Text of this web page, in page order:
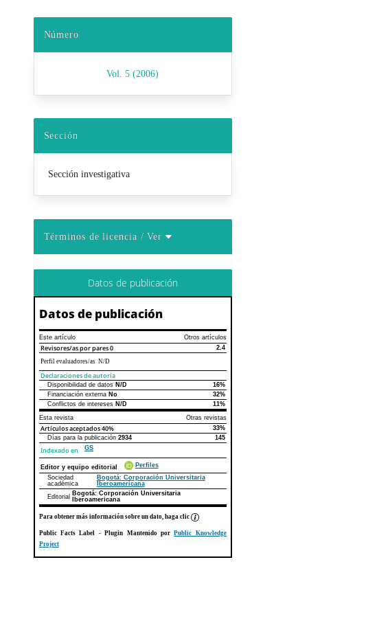
Número
Vol. 5 (2006)
Sección
Sección investigativa
Términos de licencia / Ver
Datos de publicación
Datos de publicación
Este artículo Otros artículos
Revisores/as por pares0
2.4
Perfil evaluadores/as N/D
Declaraciones de autoría
Declaraciones de autoríaEste artículo
Disponibilidad de datos N/D
16%
Financiación externa No
32%
Conflictos de intereses N/D
11%
Esta revista
Otras revistas
Artículos aceptados40%
33%
Días para la publicación 2934 145
Indexado en GS
Editor y equipo editorial
Perfiles
Sociedad
académica
Bogotá: Corporación Universitaria
Iberoamericana
Editorial
Bogotá: Corporación Universitaria
Iberoamericana
Para obtener más información sobre un dato, haga clic
Public Facts Label - Plugin Mantenido porPublic Knowledge
Project